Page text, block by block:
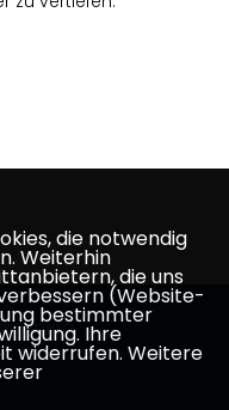
die notwendig
Weiterhin
die uns
(Website-
bestimmter
Ihre
widerrufen. Weitere